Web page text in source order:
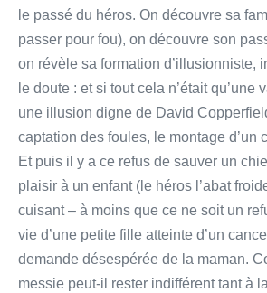
le passé du héros. On découvre sa
passer pour fou), on découvre son
on révèle sa formation d’illusionniste,
le doute : et si tout cela n’était qu’une
une illusion digne de David
captation des foules, le montage d’un
Et puis il y a ce refus de sauver un
plaisir à un enfant (le héros l’abat
cuisant – à moins que ce ne soit un
vie d’une petite fille atteinte d’un
demande désespérée de la maman.
messie peut-il rester indifférent tant à